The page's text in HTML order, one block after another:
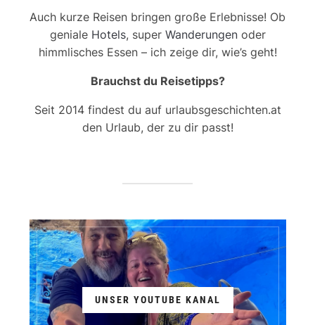
Auch kurze Reisen bringen große Erlebnisse! Ob
geniale Hotels, super Wanderungenoder
himmlisches Essen – ich zeige dir, wie’s geht!
Brauchst du Reisetipps?
Seit 2014 findest du auf urlaubsgeschichten.at
den Urlaub, der zu dir passt!
UNSER YOUTUBE KANAL